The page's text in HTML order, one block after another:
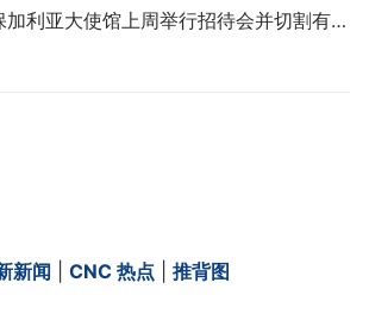
加利亚大使馆上周举行招待会并切割有…
新闻 CNC 热点 推背图